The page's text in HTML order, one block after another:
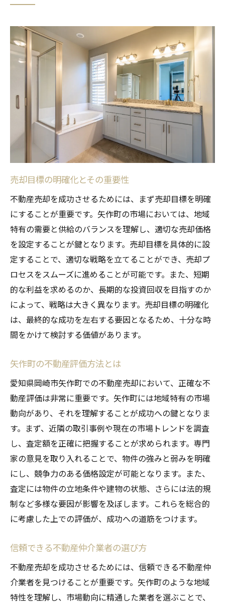
地域特性を活かした矢作町不動産売却の進め方
矢作町の住宅市場の特性とその影響
地域の魅力を最大限に活かす広告戦略
購入希望者のニーズを理解する方法
競争力を高めるためのホームステージング
地域住民との関係構築とそのメリット
成功事例に学ぶ地域特性の活用法
矢作町不動産市場を理解し最適な売却タイミン
市場動向分析の基本と重要性
季節性が不動産売却に与える影響
過去の市場データを活用したタイミングの
見極め方
経済状況と政策の変化による影響
売却タイミングが価格に及ぼす影響
専門家の意見と市場予測の活用法
市場動向に基づく矢作町不動産売却計画の立て
方
現地調査とその重要性
競合物件の分析方法
価格設定戦略の考え方
売却計画をサポートするテクノロジーの活
用
効果的なマーケティングキャンペーンの設
計
効率的な不動産売却のための矢作町特有の戦略
とは
地域特有の法律や規制への対応方法
矢作町の特性を活かしたPR戦略
地域イベントを活用した販売促進
インバウンド需要を意識した販売戦略
都市計画情報の活用法
地域のブランド力を高める方法
不動産売却の利益を最大化する矢作町での方法
売却前に行うべきリフォームと修繕
売却目標の明確化とその重要性
不動産売却を成功させるためには、まず売却目標を明確
にすることが重要です。矢作町の市場においては、地域
特有の需要と供給のバランスを理解し、適切な売却価格
を設定することが鍵となります。売却目標を具体的に設
定することで、適切な戦略を立てることができ、売却プ
ロセスをスムーズに進めることが可能です。また、短期
的な利益を求めるのか、長期的な投資回収を目指すのか
によって、戦略は大きく異なります。売却目標の明確化
は、最終的な成功を左右する要因となるため、十分な時
間をかけて検討する価値があります。
矢作町の不動産評価方法とは
愛知県岡崎市矢作町での不動産売却において、正確な不
動産評価は非常に重要です。矢作町には地域特有の市場
動向があり、それを理解することが成功への鍵となりま
す。まず、近隣の取引事例や現在の市場トレンドを調査
し、査定額を正確に把握することが求められます。専門
家の意見を取り入れることで、物件の強みと弱みを明確
にし、競争力のある価格設定が可能となります。また、
査定には物件の立地条件や建物の状態、さらには法的規
制など多様な要因が影響を及ぼします。これらを総合的
に考慮した上での評価が、成功への道筋をつけます。
信頼できる不動産仲介業者の選び方
不動産売却を成功させるためには、信頼できる不動産仲
介業者を見つけることが重要です。矢作町のような地域
特性を理解し、市場動向に精通した業者を選ぶことで、